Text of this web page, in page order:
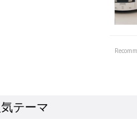
子育
妊娠
金・